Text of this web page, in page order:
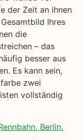
der Zeit an ihnen
Ihres
die
– das
besser aus
Es kann sein,
zwei
vollständig
Berlin.